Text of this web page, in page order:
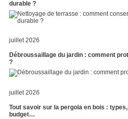
durable ?
juillet 2026
Débroussaillage du jardin : comment
?
juillet 2026
Tout savoir sur la pergola en bois :
budget…